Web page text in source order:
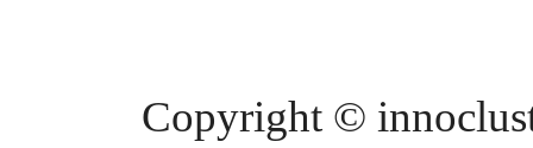
Copyright ©